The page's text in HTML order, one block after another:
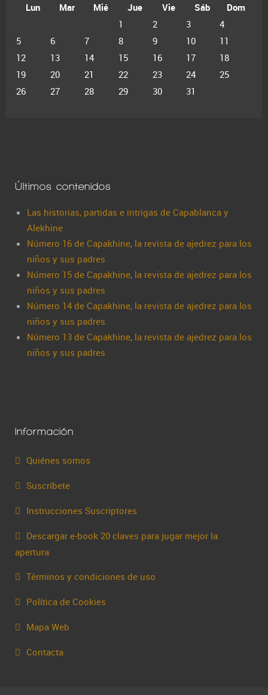
Lun
Mar Mié Jue Vie Sáb
Dom
1
2 3
4
5
6 7 8 9 10
11
12
13 14 15 16 17
18
19
20 21 22 23 24
25
26
27 28 29 30 31
Últimos contenidos
Las historias, partidas e intrigas de Capablanca y
Alekhine
Número 16 de Capakhine, la revista de ajedrez para los
niños y sus padres
Número 15 de Capakhine, la revista de ajedrez para los
niños y sus padres
Número 14 de Capakhine, la revista de ajedrez para los
niños y sus padres
Número 13 de Capakhine, la revista de ajedrez para los
niños y sus padres
Información
Quiénes somos
Suscríbete
Instrucciones Suscriptores
Descargar e-book 20 claves para jugar mejor la
apertura
Términos y condiciones de uso
Política de Cookies
Mapa Web
Contacta